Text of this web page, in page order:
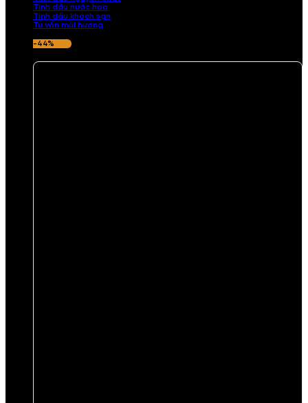
Tinh dầu nước hoa
Tinh dầu khách sạn
Tư vấn mùi hương
-44%